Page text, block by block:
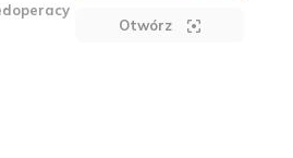
Otwórz